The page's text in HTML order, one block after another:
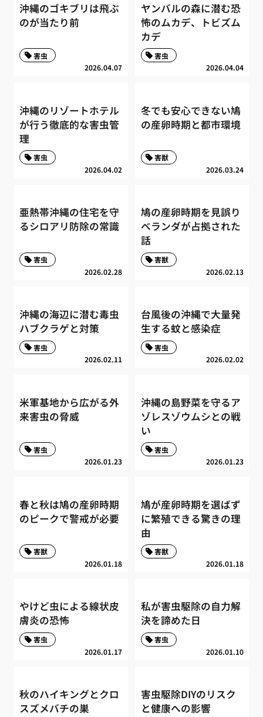
沖縄のゴキブリは飛ぶ
のが当たり前
2026.04.07
害虫
ヤンバルの森に潜む恐
怖のムカデ、トビズム
カデ
2026.04.04
害虫
沖縄のリゾートホテル
が行う徹底的な害虫管
理
2026.04.02
害虫
冬でも安心できない鳩
の産卵時期と都市環境
2026.03.24
害獣
亜熱帯沖縄の住宅を守
るシロアリ防除の常識
2026.02.28
害虫
鳩の産卵時期を見誤り
ベランダが占拠された
話
2026.02.13
害獣
沖縄の海辺に潜む毒虫
ハブクラゲと対策
2026.02.11
害虫
台風後の沖縄で大量発
生する蚊と感染症
2026.02.02
害虫
米軍基地から広がる外
来害虫の脅威
2026.01.23
害虫
沖縄の島野菜を守るア
ゾレスゾウムシとの戦
い
2026.01.23
害虫
春と秋は鳩の産卵時期
のピークで警戒が必要
2026.01.18
害獣
鳩が産卵時期を選ばず
に繁殖できる驚きの理
由
2026.01.18
害獣
やけど虫による線状皮
膚炎の恐怖
2026.01.17
害虫
私が害虫駆除の自力解
決を諦めた日
2026.01.10
害虫
秋のハイキングとクロ
スズメバチの巣
害虫駆除DIYのリスク
と健康への影響